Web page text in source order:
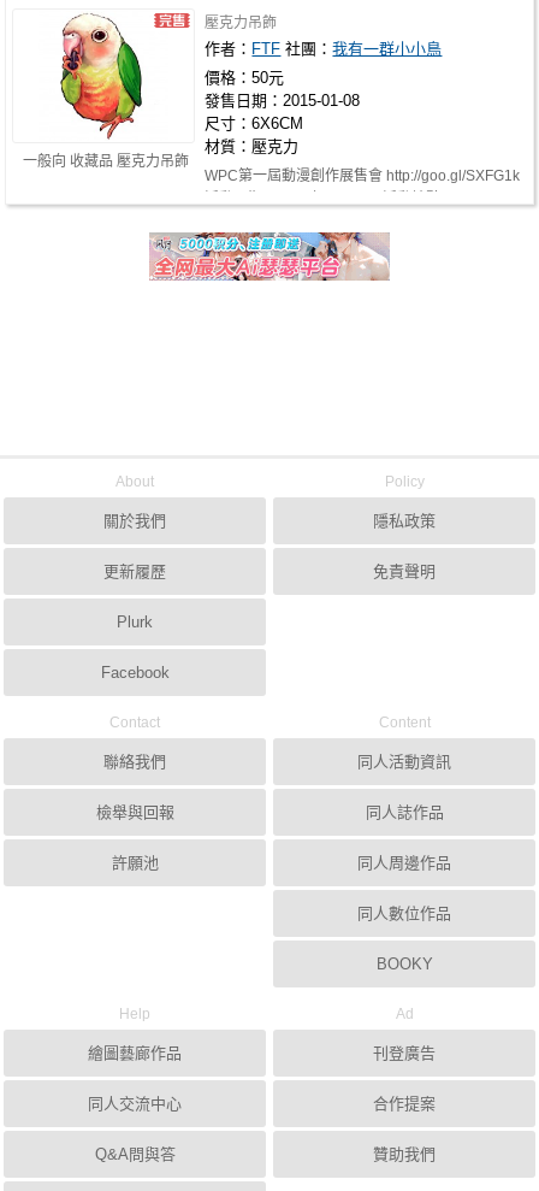
一般向 收藏品 壓克力吊飾
壓克力吊飾
作者： FTF 社團：我有一群小小鳥
價格：50元
發售日期：2015-01-08
尺寸：6X6CM
材質：壓克力
WPC第一屆動漫創作展售會 http://goo.gl/SXFG1k
About
關於我們
更新履歷
Plurk
Facebook
Policy
隱私政策
免責聲明
Contact
聯絡我們
檢舉與回報
許願池
Content
同人活動資訊
同人誌作品
同人周邊作品
同人數位作品
BOOKY
Help
繪圖藝廊作品
同人交流中心
Q&A問與答
Ad
刊登廣告
合作提案
贊助我們